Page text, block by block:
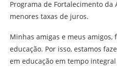
Programa de Fortalecimento da
menores taxas de juros.
Minhas amigas e meus
educação. Por isso, estamos
em educação em tempo